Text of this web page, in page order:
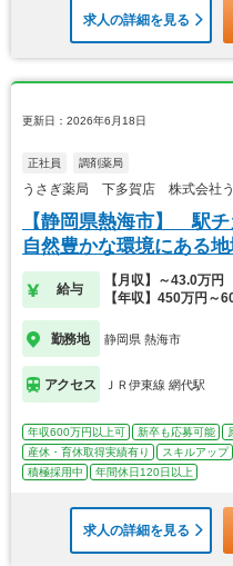
求人の詳細を見る
更新日：2026年6月18日
正社員 調剤薬局
うさぎ薬局 下多賀店 株式会社う
【静岡県熱海市】 駅
自然豊かな環境にある地
給与
【月収】～43.0万円
【年収】450万円～
勤務地 静岡県 熱海市
アクセス ＪＲ伊東線 網代駅
年収600万円以上可 新卒も応募可能
産休・育休取得実績有り
スキルアップ
積極採用中
年間休日120日以上
求人の詳細を見る